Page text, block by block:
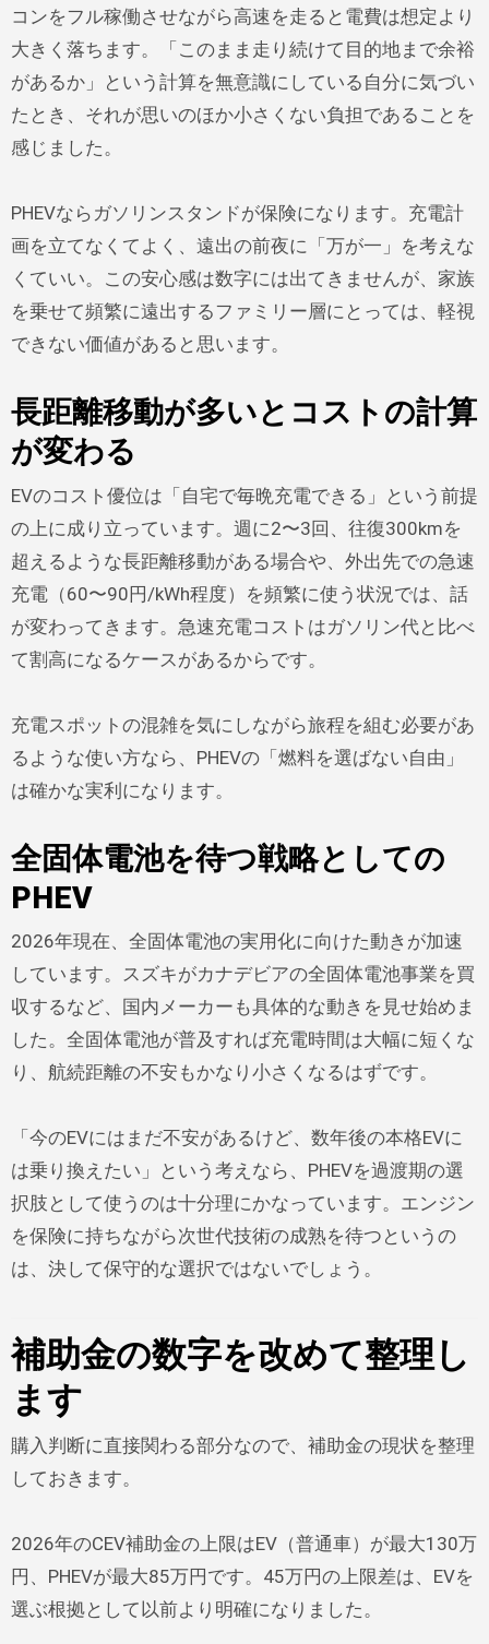
コンをフル稼働させながら高速を走ると電費は想定より
大きく落ちます。「このまま走り続けて目的地まで余裕
があるか」という計算を無意識にしている自分に気づい
たとき、それが思いのほか小さくない負担であることを
感じました。
PHEVならガソリンスタンドが保険になります。充電計
画を立てなくてよく、遠出の前夜に「万が一」を考えな
くていい。この安心感は数字には出てきませんが、家族
を乗せて頻繁に遠出するファミリー層にとっては、軽視
できない価値があると思います。
長距離移動が多いとコストの計算
が変わる
EVのコスト優位は「自宅で毎晩充電できる」という前提
の上に成り立っています。週に2〜3回、往復300kmを
超えるような長距離移動がある場合や、外出先での急速
充電（60〜90円/kWh程度）を頻繁に使う状況では、話
が変わってきます。急速充電コストはガソリン代と比べ
て割高になるケースがあるからです。
充電スポットの混雑を気にしながら旅程を組む必要があ
るような使い方なら、PHEVの「燃料を選ばない自由」
は確かな実利になります。
全固体電池を待つ戦略としての
PHEV
2026年現在、全固体電池の実用化に向けた動きが加速
しています。スズキがカナデビアの全固体電池事業を買
収するなど、国内メーカーも具体的な動きを見せ始めま
した。全固体電池が普及すれば充電時間は大幅に短くな
り、航続距離の不安もかなり小さくなるはずです。
「今のEVにはまだ不安があるけど、数年後の本格EVに
は乗り換えたい」という考えなら、PHEVを過渡期の選
択肢として使うのは十分理にかなっています。エンジン
を保険に持ちながら次世代技術の成熟を待つというの
は、決して保守的な選択ではないでしょう。
補助金の数字を改めて整理し
ます
購入判断に直接関わる部分なので、補助金の現状を整理
しておきます。
2026年のCEV補助金の上限はEV（普通車）が最大130万
円、PHEVが最大85万円です。45万円の上限差は、EVを
選ぶ根拠として以前より明確になりました。